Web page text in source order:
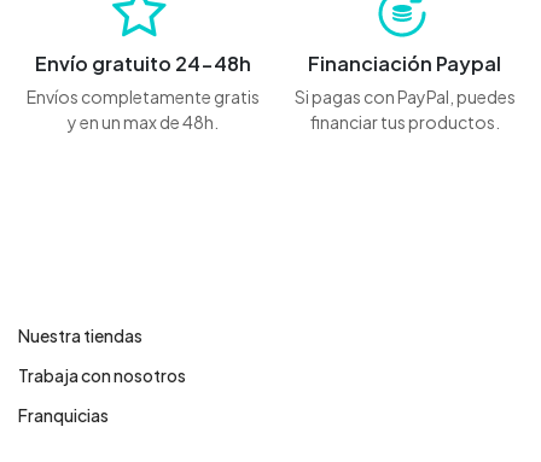
Envío gratuito 24-48h
Envíos completamente gratis
y en un max de 48h.
Financiación Paypal
Si pagas con PayPal, puedes
financiar tus productos.
Nuestra tiendas
Trabaja con nosotros
Franquicias